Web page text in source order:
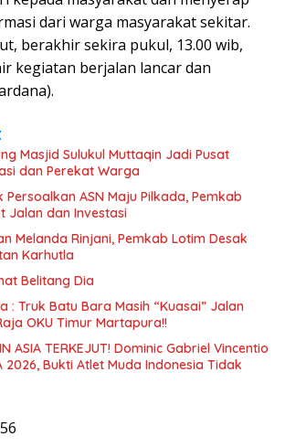
dari warga masyarakat sekitar.
berakhir sekira pukul, 13.00 wib,
kegiatan berjalan lancar dan
Masjid Sulukul Muttaqin Jadi Pusat
dan Perekat Warga
Persoalkan ASN Maju Pilkada, Pemkab
Jalan dan Investasi
Melanda Rinjani, Pemkab Lotim Desak
Karhutla
Belitang Dia
: Truk Batu Bara Masih “Kuasai” Jalan
OKU Timur Martapura!!
ASIA TERKEJUT! Dominic Gabriel Vincentio
2026, Bukti Atlet Muda Indonesia Tidak